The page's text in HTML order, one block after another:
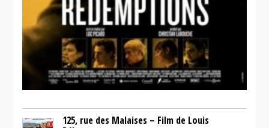
125, rue des Malaises – Film de Louis